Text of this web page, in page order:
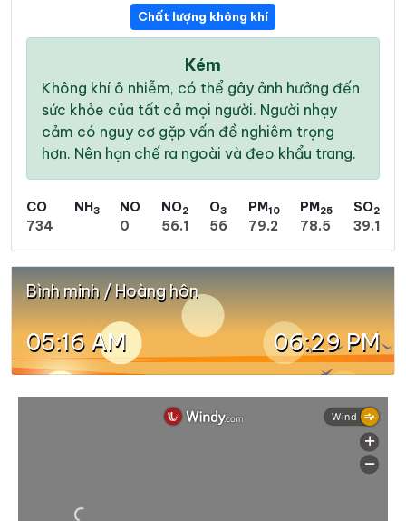
Chất lượng không khí
Kém
Không khí ô nhiễm, có thể gây ảnh hưởng đến
sức khỏe của tất cả mọi người. Người nhạy
cảm có nguy cơ gặp vấn đề nghiêm trọng
hơn. Nên hạn chế ra ngoài và đeo khẩu trang.
CO
734
NH3
NO
0
NO2
56.1
O3
56
PM10
79.2
PM25
78.5
SO2
39.1
Bình minh / Hoàng hôn
05:16 AM 06:29 PM